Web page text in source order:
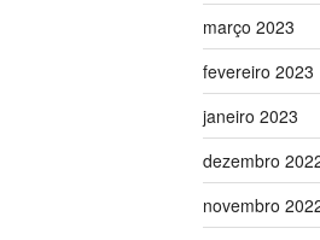
março 2023
fevereiro 2023
janeiro 2023
dezembro
novembro